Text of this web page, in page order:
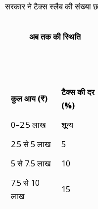
सरकार ने टैक्स स्लैब की संख्या
अब तक की स्थिति
कुल आय(₹)
टैक्स की दर
(%)
0–2.5 लाख
शून्य
2.5 से 5 लाख
5
5 से 7.5 लाख
10
7.5 से 10
लाख
15